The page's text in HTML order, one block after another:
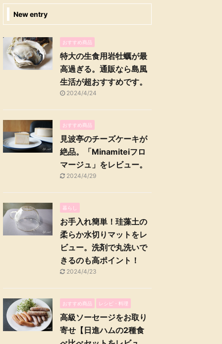
New entry
おすすめ商品
特大の生食用岩牡蠣が最
高過ぎる。通販なら島風
生活が超おすすめです。
2024/4/24
おすすめ商品
見波亭のチーズケーキが
絶品。「Minamiteiフロ
マージュ」をレビュー。
2024/4/29
暮らし
お手入れ簡単！珪藻土の
柔らか水切りマットをレ
ビュー。洗剤で丸洗いで
きるのも高ポイント！
2024/4/23
おすすめ商品 レシピ・料理
高級ソーセージをお取り
寄せ【日進ハムの2種食